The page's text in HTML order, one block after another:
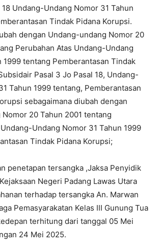
18 Undang-Undang Nomor 31 Tahun
Tindak Pidana Korupsi.
dengan Undang-undang Nomor 20
Perubahan Atas Undang-Undang
1999 tentang Pemberantasan Tindak
Pasal 3 Jo Pasal 18, Undang-
Tahun 1999 tentang, Pemberantasan
sebagaimana diubah dengan
20 Tahun 2001 tentang
Undang Nomor 31 Tahun 1999
Tindak Pidana Korupsi;
penetapan tersangka ,Jaksa Penyidik
Negeri Padang Lawas Utara
terhadap tersangka An. Marwan
Pemasyarakatan Kelas III Gunung Tua
terhitung dari tanggal 05 Mei
24 Mei 2025.